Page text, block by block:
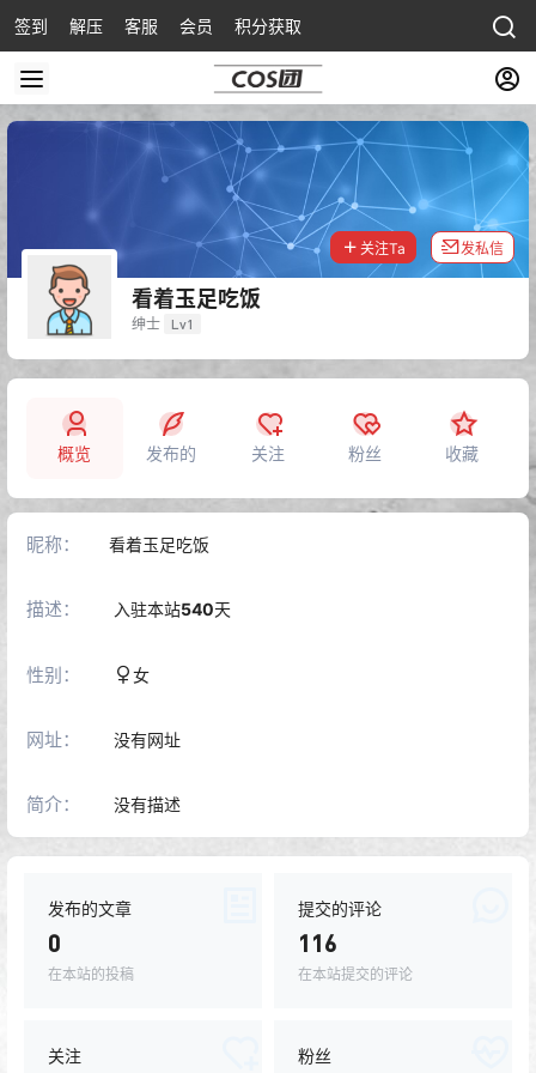
签到 解压 客服 会员 积分获取
看着玉足吃饭
绅士 Lv1
关注Ta 发私信
概览 发布的 关注 粉丝 收藏
昵称： 看着玉足吃饭
描述： 入驻本站540天
性别： 女
网址： 没有网址
简介： 没有描述
发布的文章
0
在本站的投稿
提交的评论
116
在本站提交的评论
关注 粉丝